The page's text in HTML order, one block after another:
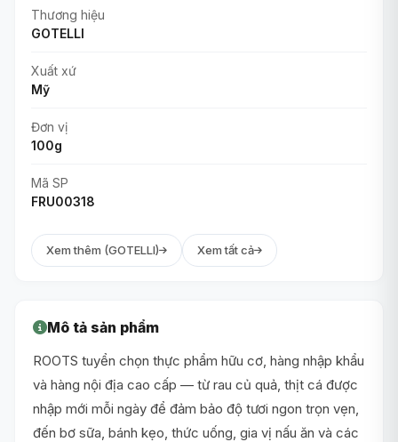
Thương hiệu
GOTELLI
Xuất xứ
Mỹ
Đơn vị
100g
Mã SP
FRU00318
Xem thêm (GOTELLI) Xem tất cả
Mô tả sản phẩm
ROOTS tuyển chọn thực phẩm hữu cơ, hàng nhập khẩu
và hàng nội địa cao cấp — từ rau củ quả, thịt cá được
nhập mới mỗi ngày để đảm bảo độ tươi ngon trọn vẹn,
đến bơ sữa, bánh kẹo, thức uống, gia vị nấu ăn và các